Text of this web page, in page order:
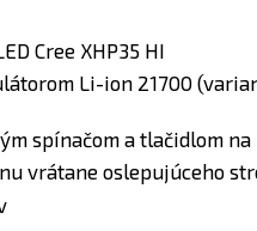
Cree XHP35 HI
Li-ion 21700
spínačom a tlačidlom na
vrátane oslepujúceho